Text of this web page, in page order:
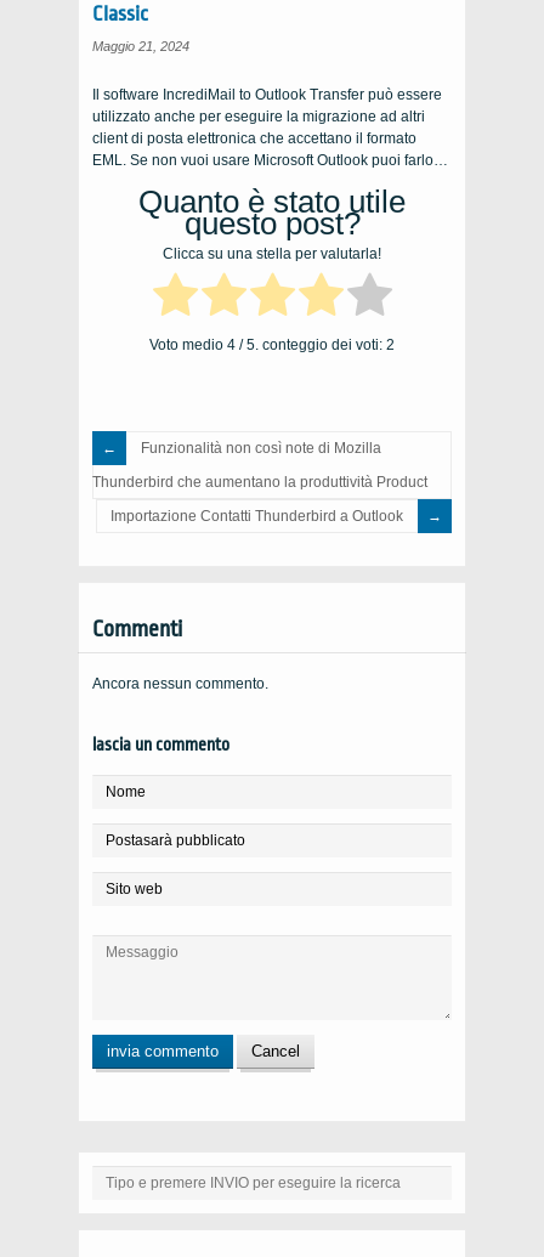
Classic
Maggio 21, 2024
Il software IncrediMail to Outlook Transfer può essere
utilizzato anche per eseguire la migrazione ad altri
client di posta elettronica che accettano il formato
EML. Se non vuoi usare Microsoft Outlook puoi farlo…
Quanto è stato utile
questo post?
Clicca su una stella per valutarla!
Voto medio 4 / 5. conteggio dei voti: 2
Funzionalità non così note di Mozilla
Thunderbird che aumentano la produttività Product
Importazione Contatti Thunderbird a Outlook
Commenti
Ancora nessun commento.
lascia un commento